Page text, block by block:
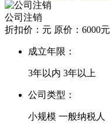
公司注销
折扣价： 元 原价：6000元
成立年限：
3年以内 3年以上
公司类型：
小规模 一般纳税人